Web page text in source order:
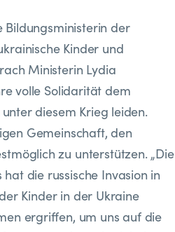
der
Kinder und
Ministerin Lydia
volle Solidarität dem
diesem Krieg leiden.
Gemeinschaft, den
zu unterstützen. „Die
die russische Invasion in
Kinder in der Ukraine
ergriffen, um uns auf die